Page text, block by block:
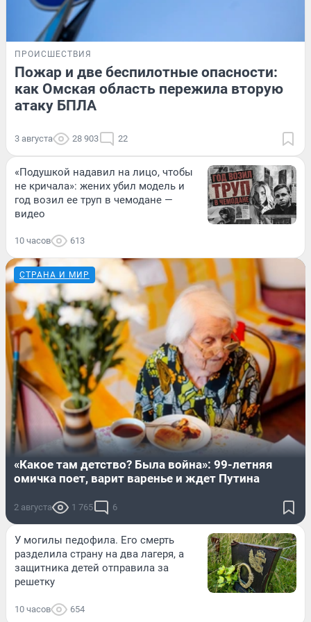
ПРОИСШЕСТВИЯ
Пожар и две беспилотные опасности:
как Омская область пережила вторую
атаку БПЛА
3 августа 28 903 22
«Подушкой надавил на лицо, чтобы
не кричала»: жених убил модель и
год возил ее труп в чемодане —
видео
10 часов 613
СТРАНА И МИР
«Какое там детство? Была война»: 99-летняя
омичка поет, варит варенье и ждет Путина
2 августа 1 765 6
У могилы педофила. Его смерть
разделила страну на два лагеря, а
защитника детей отправила за
решетку
10 часов 654